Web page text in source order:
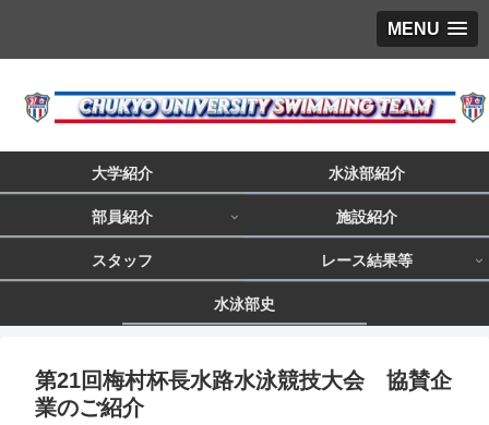
MENU
大学紹介 水泳部紹介
部員紹介 施設紹介
スタッフ レース結果等
水泳部史
第21回梅村杯長水路水泳競技大会 協賛企
業のご紹介